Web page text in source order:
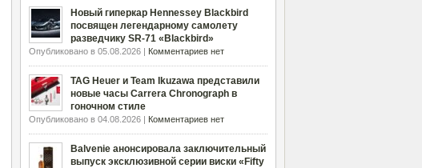
Новый гиперкар Hennessey Blackbird
посвящен легендарному самолету
разведчику SR-71 «Blackbird»
Опубликовано в 05.08.2026 | Комментариев нет
TAG Heuer и Team Ikuzawa представили
новые часы Carrera Chronograph в
гоночном стиле
Опубликовано в 04.08.2026 | Комментариев нет
Balvenie анонсировала заключительный
выпуск эксклюзивной серии виски «Fifty